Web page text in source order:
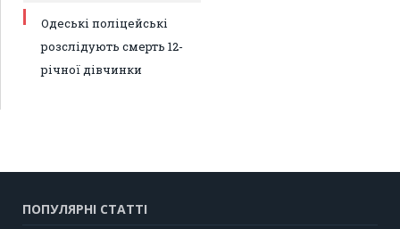
Одеські поліцейські
розслідують смерть 12-
річної дівчинки
ПОПУЛЯРНІ СТАТТІ